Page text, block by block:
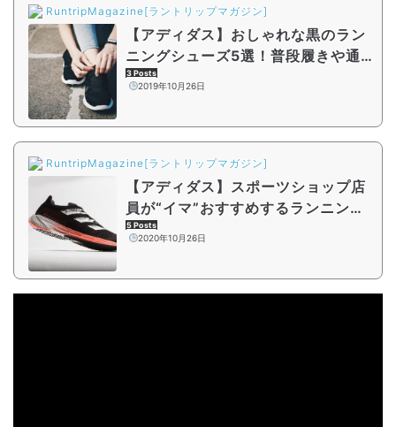
RuntripMagazine[ラントリップマガジン]
【アディダス】おしゃれな黒のラン
ニングシューズ5選！普段履きや通
勤ランにも
3 Posts
2019年10月26日
RuntripMagazine[ラントリップマガジン]
【アディダス】スポーツショップ店
員が“イマ”おすすめするランニング
シューズまとめ | 2020年10月
5 Posts
2020年10月26日